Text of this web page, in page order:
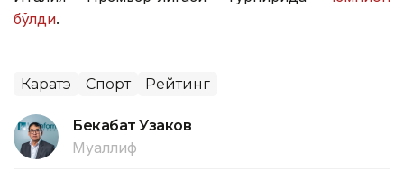
бўлди.
Каратэ Спорт Рейтинг
Бекабат Узаков
Муаллиф